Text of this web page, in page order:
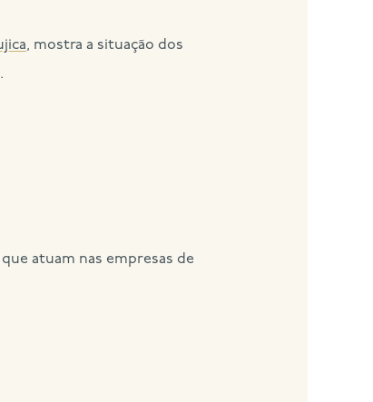
, mostra a situação dos
atuam nas empresas de